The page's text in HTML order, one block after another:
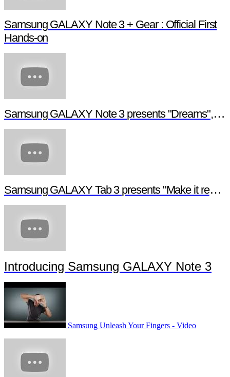
Samsung GALAXY Note 3 + Gear : Official First
Hands-on
Samsung GALAXY Note 3 presents "Dreams", a digital short film
Samsung GALAXY Tab 3 presents "Make it real", a digital short film
Introducing Samsung GALAXY Note 3
Samsung Unleash Your Fingers - Video